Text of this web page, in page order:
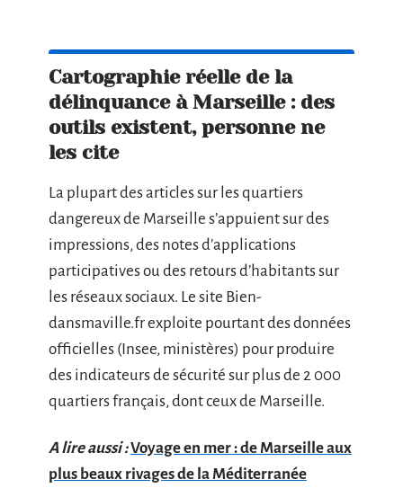
Cartographie réelle de la
délinquance à Marseille : des
outils existent, personne ne
les cite
La plupart des articles sur les quartiers
dangereux de Marseille s’appuient sur des
impressions, des notes d’applications
participatives ou des retours d’habitants sur
les réseaux sociaux. Le site Bien-
dansmaville.fr exploite pourtant des données
officielles (Insee, ministères) pour produire
des indicateurs de sécurité sur plus de 2 000
quartiers français, dont ceux de Marseille.
A lire aussi :Voyage en mer : de Marseille aux
plus beaux rivages de la Méditerranée